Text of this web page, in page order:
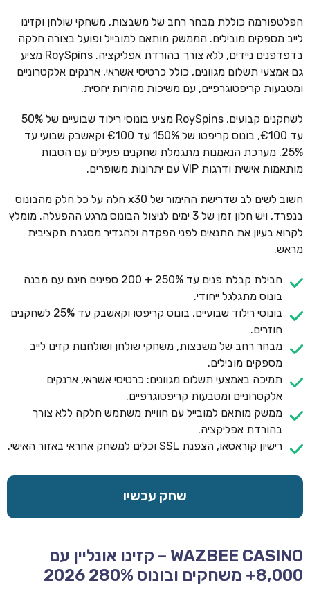
הפלטפורמה כוללת מבחר רחב של משבצות, משחקי שולחן וקזינו
לייב מספקים מובילים. הממשק מותאם למובייל ופועל בצורה חלקה
בדפדפנים ניידים, ללא צורך בהורדת אפליקציה. RoySpins מציע
גם אמצעי תשלום מגוונים, כולל כרטיסי אשראי, ארנקים אלקטרוניים
ומטבעות קריפטוגרפיים, עם משיכות מהירות יחסית.
לשחקנים קבועים, RoySpins מציע בונוסי רילוד שבועיים של 50%
עד €100, בונוס קריפטו של 150% עד €100 וקאשבק שבועי עד
25%. מערכת הנאמנות מתגמלת שחקנים פעילים עם הטבות
מותאמות אישית ודרגות VIP עם יתרונות משופרים.
חשוב לשים לב שדרישת ההימור של x30 חלה על כל חלק מהבונוס
בנפרד, ויש חלון זמן של 3 ימים לניצול הבונוס מרגע ההפעלה. מומלץ
לקרוא בעיון את התנאים לפני הפקדה ולהגדיר מסגרת תקציבית
מראש.
חבילת קבלת פנים עד 250% + 200 ספינים חינם עם מבנה
בונוס מתגלגל ייחודי.
בונוסי רילוד שבועיים, בונוס קריפטו וקאשבק עד 25% לשחקנים
חוזרים.
מבחר רחב של משבצות, משחקי שולחן ושולחנות קזינו לייב
מספקים מובילים.
תמיכה באמצעי תשלום מגוונים: כרטיסי אשראי, ארנקים
אלקטרוניים ומטבעות קריפטוגרפיים.
ממשק מותאם למובייל עם חוויית משתמש חלקה ללא צורך
בהורדת אפליקציה.
רישיון קוראסאו, הצפנת SSL וכלים למשחק אחראי באזור האישי.
שחק עכשיו
WAZBEE CASINO – קזינו אונליין עם
8,000+ משחקים ובונוס 280% 2026